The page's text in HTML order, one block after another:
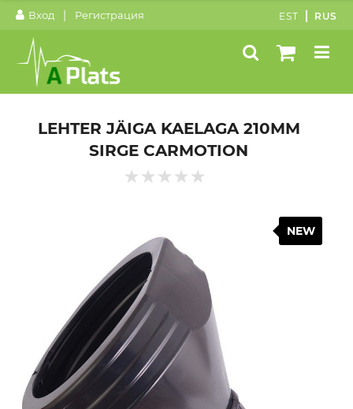
Вход | Регистрация EST RUS
LEHTER JÄIGA KAELAGA 210MM
SIRGE CARMOTION
NEW